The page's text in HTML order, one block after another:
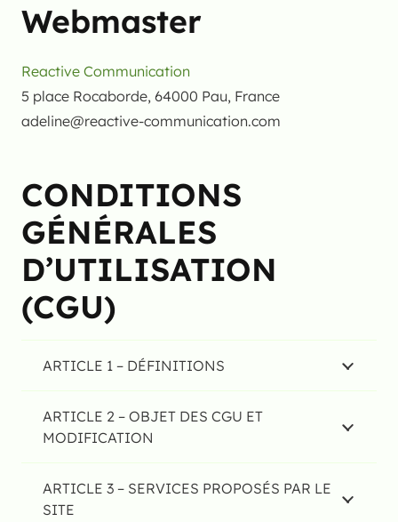
Webmaster
Reactive Communication
5 place Rocaborde, 64000 Pau, France
adeline@reactive-communication.com
CONDITIONS
GÉNÉRALES
D’UTILISATION
(CGU)
ARTICLE 1 – DÉFINITIONS
ARTICLE 2 – OBJET DES CGU ET
MODIFICATION
ARTICLE 3 – SERVICES PROPOSÉS PAR LE
SITE